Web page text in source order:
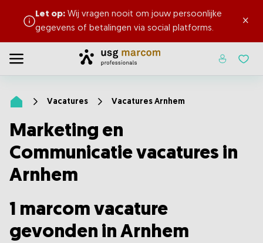
×
Let op: Wij vragen nooit om jouw persoonlijke
gegevens of betalingen via social platforms.
Toggle menu
Home
Vacatures Vacatures Arnhem
Marketing en
Communicatie vacatures in
Arnhem
1 marcom vacature
gevonden in Arnhem